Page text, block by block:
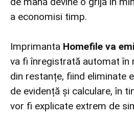
a economisi timp.
Imprimanta Homefile va
va fi înregistrată automat în
din restanțe, fiind eliminate
de evidență și calculare, în
vor fi explicate extrem de